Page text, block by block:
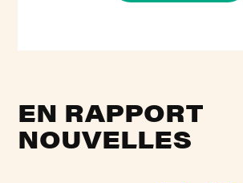
EN RAPPORT
NOUVELLES